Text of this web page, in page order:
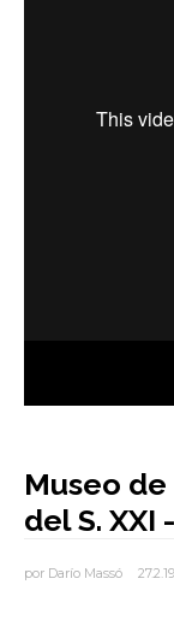
Museo
del S. XXI
por Darío Massó 27.2.19